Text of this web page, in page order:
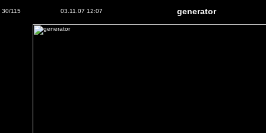
30/115 03.11.07 12:07 generator